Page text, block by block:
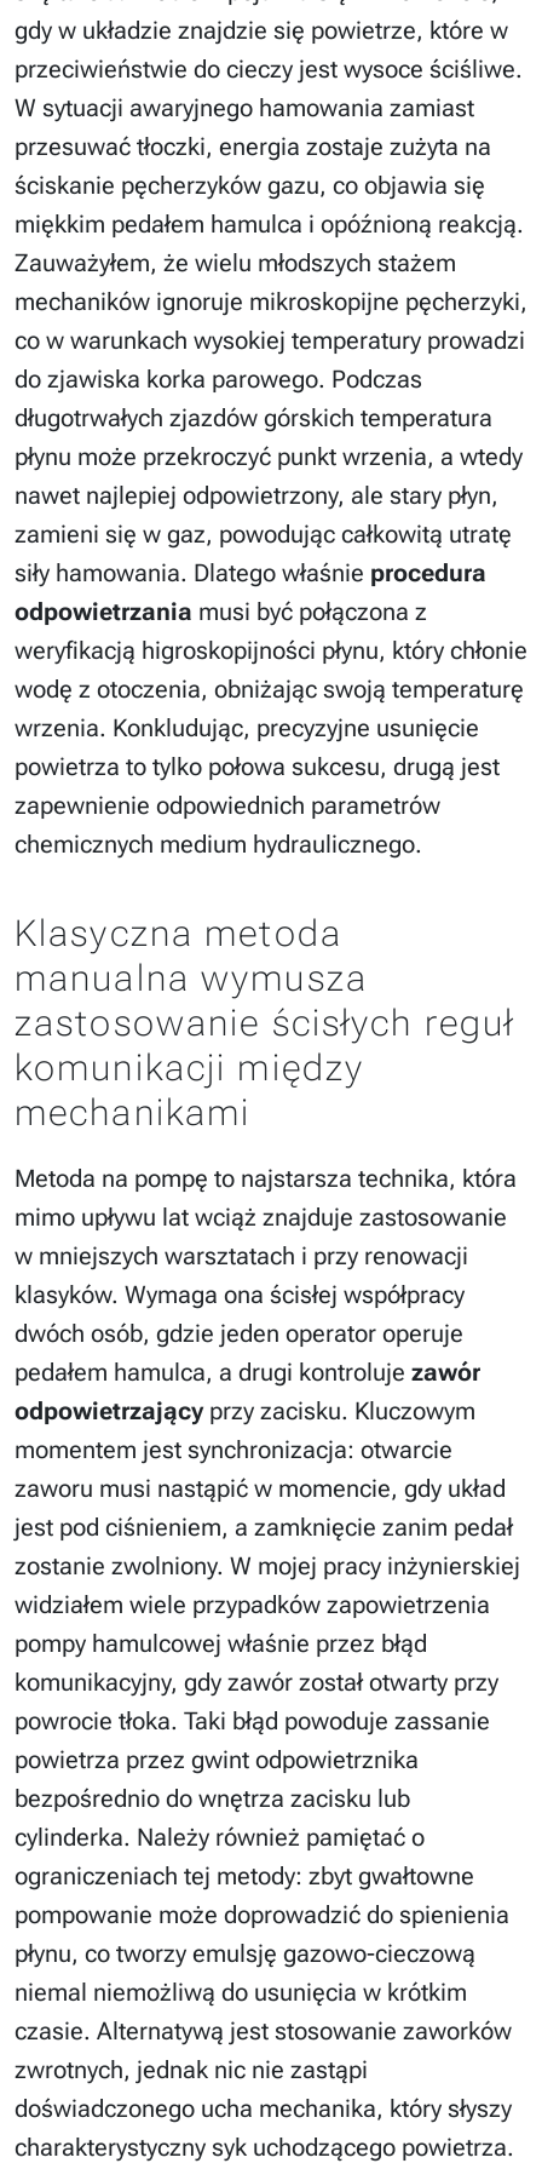
gdy w układzie znajdzie się powietrze, które w
przeciwieństwie do cieczy jest wysoce ściśliwe.
W sytuacji awaryjnego hamowania zamiast
przesuwać tłoczki, energia zostaje zużyta na
ściskanie pęcherzyków gazu, co objawia się
miękkim pedałem hamulca i opóźnioną reakcją.
Zauważyłem, że wielu młodszych stażem
mechaników ignoruje mikroskopijne pęcherzyki,
co w warunkach wysokiej temperatury prowadzi
do zjawiska korka parowego. Podczas
długotrwałych zjazdów górskich temperatura
płynu może przekroczyć punkt wrzenia, a wtedy
nawet najlepiej odpowietrzony, ale stary płyn,
zamieni się w gaz, powodując całkowitą utratę
siły hamowania. Dlatego właśnie procedura
odpowietrzania musi być połączona z
weryfikacją higroskopijności płynu, który chłonie
wodę z otoczenia, obniżając swoją temperaturę
wrzenia. Konkludując, precyzyjne usunięcie
powietrza to tylko połowa sukcesu, drugą jest
zapewnienie odpowiednich parametrów
chemicznych medium hydraulicznego.
Klasyczna metoda
manualna wymusza
zastosowanie ścisłych reguł
komunikacji między
mechanikami
Metoda na pompę to najstarsza technika, która
mimo upływu lat wciąż znajduje zastosowanie
w mniejszych warsztatach i przy renowacji
klasyków. Wymaga ona ścisłej współpracy
dwóch osób, gdzie jeden operator operuje
pedałem hamulca, a drugi kontroluje zawór
odpowietrzający przy zacisku. Kluczowym
momentem jest synchronizacja: otwarcie
zaworu musi nastąpić w momencie, gdy układ
jest pod ciśnieniem, a zamknięcie zanim pedał
zostanie zwolniony. W mojej pracy inżynierskiej
widziałem wiele przypadków zapowietrzenia
pompy hamulcowej właśnie przez błąd
komunikacyjny, gdy zawór został otwarty przy
powrocie tłoka. Taki błąd powoduje zassanie
powietrza przez gwint odpowietrznika
bezpośrednio do wnętrza zacisku lub
cylinderka. Należy również pamiętać o
ograniczeniach tej metody: zbyt gwałtowne
pompowanie może doprowadzić do spienienia
płynu, co tworzy emulsję gazowo-cieczową
niemal niemożliwą do usunięcia w krótkim
czasie. Alternatywą jest stosowanie zaworków
zwrotnych, jednak nic nie zastąpi
doświadczonego ucha mechanika, który słyszy
charakterystyczny syk uchodzącego powietrza.